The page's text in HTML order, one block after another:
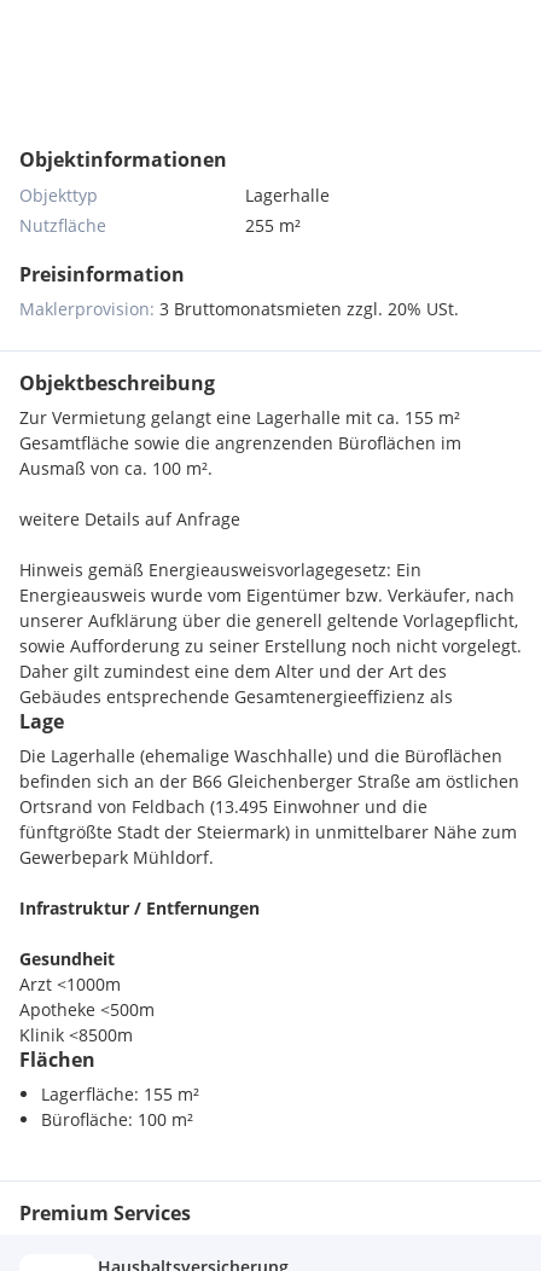
Objektinformationen
Objekttyp
Lagerhalle
Nutzfläche
255 m²
Preisinformation
Maklerprovision: 3 Bruttomonatsmieten zzgl. 20% USt.
Objektbeschreibung
Zur Vermietung gelangt eine Lagerhalle mit ca. 155 m²
Gesamtfläche sowie die angrenzenden Büroflächen im
Ausmaß von ca. 100 m².
weitere Details auf Anfrage
Hinweis gemäß Energieausweisvorlagegesetz: Ein
Energieausweis wurde vom Eigentümer bzw. Verkäufer, nach
unserer Aufklärung über die generell geltende Vorlagepflicht,
sowie Aufforderung zu seiner Erstellung noch nicht vorgelegt.
Daher gilt zumindest eine dem Alter und der Art des
Gebäudes entsprechende Gesamtenergieeffizienz als
vereinbart. Wir übernehmen keinerlei Gewähr oder Haftung
für die tatsächliche Energieeffizienz der angebotenen
Immobilie.
Wir weisen darauf hin, dass zwischen dem Vermittler und
dem zu vermittelnden Dritten ein familiäres oder
wirtschaftliches Naheverhältnis besteht.
Der Vermittler ist als Doppelmakler tätig.
Wir bitten um Verständnis, dass auf Grund unserer
Nachweispflicht gegenüber dem Abgeber nur Anfragen mit
Telefonnummer, E-Mail) beantwortet werden können.
Unterlagen, die uns vom Abgeber und/oder Dritten zur
Verfügung gestellt wurden und sind ohne Gewähr. Alle
ohne Gewähr. Wir weisen Sie darauf hin, dass wir kraft
Lage
Die Lagerhalle (ehemalige Waschhalle) und die Büroflächen
befinden sich an der B66 Gleichenberger Straße am östlichen
Ortsrand von Feldbach (13.495 Einwohner und die
fünftgrößte Stadt der Steiermark) in unmittelbarer Nähe zum
Gewerbepark Mühldorf.
Infrastruktur / Entfernungen
Gesundheit
Arzt <1000m
Apotheke <500m
Klinik <8500m
Krankenhaus <2500m
Kinder / Schulen
Universität <9000m
Höhere Schule <9000m
Nahversorgung
Flächen
Lagerfläche: 155 m²
Bürofläche: 100 m²
Premium Services